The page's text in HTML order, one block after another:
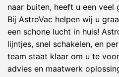
naar buiten, heeft u een veel
Bij AstroVac helpen wij u
een schone lucht in huis!
lijntjes, snel schakelen, en
team staat klaar om u te
advies en maatwerk